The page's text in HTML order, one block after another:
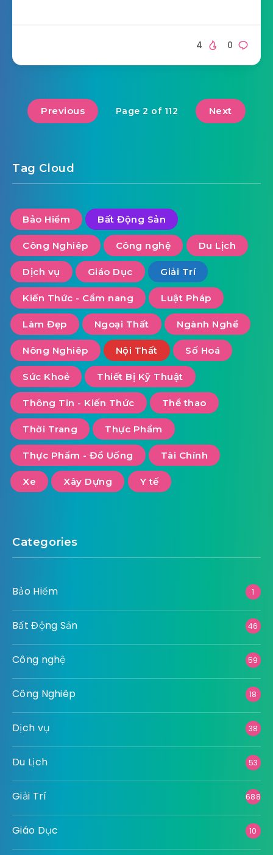
0
4
Previous Page 2 of 112 Next
Tag Cloud
Bảo Hiểm Bất Động Sản
Công Nghiêp Công nghệ Du Lịch
Dịch vụ Giáo Dục Giải Trí
Kiến Thức - Cẩm nang Luật Pháp
Làm Đẹp Ngoại Thất Ngành Nghề
Nông Nghiêp Nội Thất Số Hoá
Sức Khoẻ Thiết Bị Kỹ Thuật
Thông Tin - Kiến Thức Thể thao
Thời Trang Thực Phẩm
Thực Phẩm - Đồ Uống Tài Chính
Xe Xây Dựng Y tế
Categories
Bảo Hiểm 1
Bất Động Sản 46
Công nghệ 59
Công Nghiêp 18
Dịch vụ 38
Du Lịch 53
Giải Trí 688
Giáo Dục 10